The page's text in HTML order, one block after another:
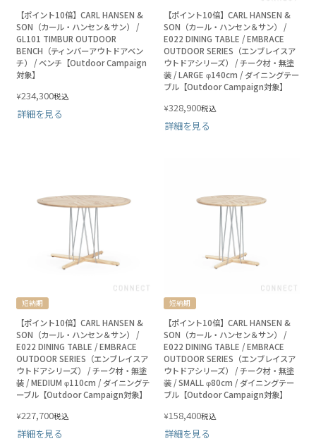
【ポイント10倍】CARL HANSEN &
SON（カール・ハンセン＆サン） /
GL101 TIMBUR OUTDOOR
BENCH（ティンバーアウトドアベン
チ） / ベンチ【Outdoor Campaign
対象】
¥234,300税込
詳細を見る
【ポイント10倍】CARL HANSEN &
SON（カール・ハンセン＆サン） /
E022 DINING TABLE / EMBRACE
OUTDOOR SERIES（エンブレイスア
ウトドアシリーズ） / チーク材・無塗
装 / LARGE φ140cm / ダイニングテー
ブル【Outdoor Campaign対象】
¥328,900税込
詳細を見る
短納期
【ポイント10倍】CARL HANSEN &
SON（カール・ハンセン＆サン） /
E022 DINING TABLE / EMBRACE
OUTDOOR SERIES（エンブレイスア
ウトドアシリーズ） / チーク材・無塗
装 / MEDIUM φ110cm / ダイニングテ
ーブル【Outdoor Campaign対象】
¥227,700税込
詳細を見る
短納期
【ポイント10倍】CARL HANSEN &
SON（カール・ハンセン＆サン） /
E022 DINING TABLE / EMBRACE
OUTDOOR SERIES（エンブレイスア
ウトドアシリーズ） / チーク材・無塗
装 / SMALL φ80cm / ダイニングテー
ブル【Outdoor Campaign対象】
¥158,400税込
詳細を見る